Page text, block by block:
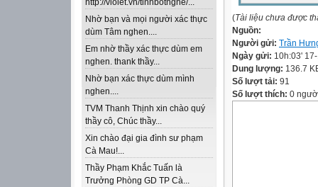
http://violet.vn/tinhbotnghe/...
Nhờ bạn và mọi người xác thực
dùm Tâm nghen....
Em nhờ thầy xác thực dùm em
nghen. thank thầy...
Nhờ bạn xác thực dùm mình
nghen....
TVM Thanh Thịnh xin chào quý
thầy cô, Chúc thầy...
Xin chào đại gia đình sư phạm
Cà Mau!...
Thầy Phạm Khắc Tuấn là
Trưởng Phòng GD TP Cà...
(Tài liệu chưa được
Nguồn:
Người gửi: Trần
Ngày gửi: 10h:03'
Dung lượng: 136.7
Số lượt tải: 91
Số lượt thích: 0